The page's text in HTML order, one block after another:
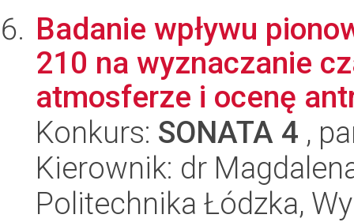
Badanie wpływu
210 na wyznaczanie
atmosferze i ocenę
Konkurs: SONATA 4 ,
Kierownik: dr
Politechnika Łódzka,